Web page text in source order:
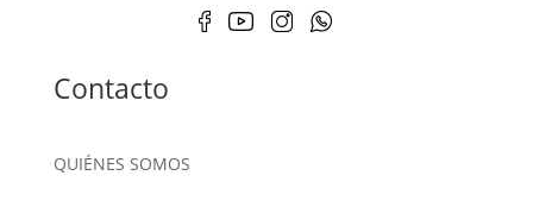
Contacto
QUIÉNES SOMOS